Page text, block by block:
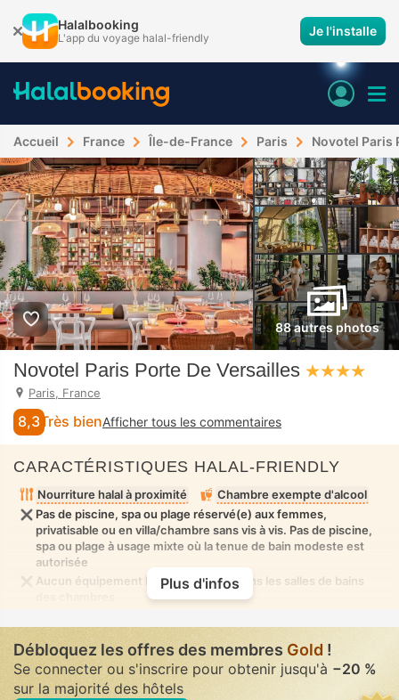
Halalbooking
L'app du voyage halal-friendly Je l'installe
Accueil France Île-de-France Paris Novotel Paris
88 autres photos
Novotel Paris Porte De Versailles
Paris, France
8,3 Très bienAfficher tous les commentaires
CARACTÉRISTIQUES HALAL-FRIENDLY
Nourriture halal à proximité
Chambre exempte d'alcool
Pas de piscine, spa ou plage réservé(e) aux femmes,
privatisable ou en villa/chambre sans vis à vis. Pas de piscine,
spa ou plage à usage mixte où la tenue de bain modeste est
autorisée
Aucun équipement bidet disponible dans les salles de bains
Plus d'infos
Débloquez les offres des membres Gold !
Se connecter ou s'inscrire pour obtenir jusqu'à −20 %
sur la majorité des hôtels